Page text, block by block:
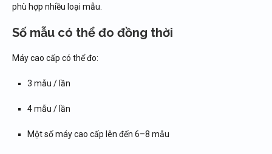
phù hợp nhiều loại mẫu.
Số mẫu có thể đo đồng thời
Máy cao cấp có thể đo:
3 mẫu / lần
4 mẫu / lần
Một số máy cao cấp lên đến 6–8 mẫu